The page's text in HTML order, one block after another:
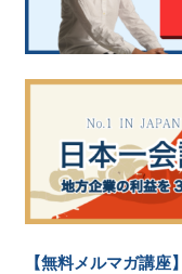
【無料メルマガ講